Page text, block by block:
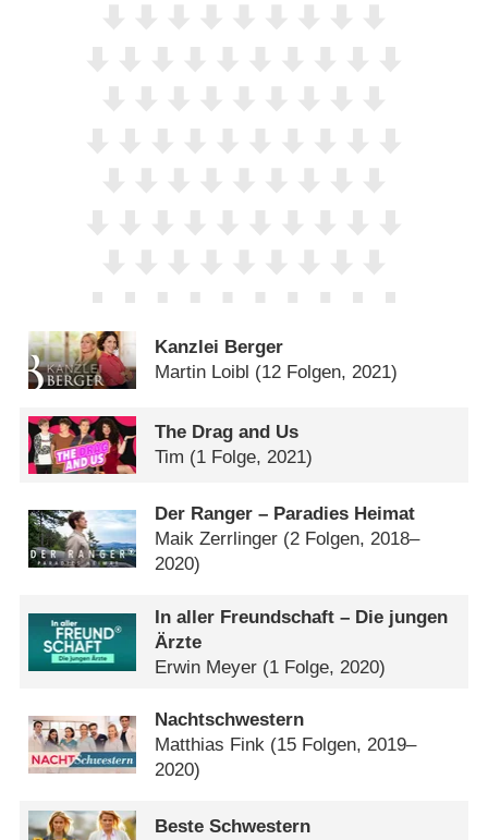
Kanzlei Berger
Martin Loibl (12 Folgen, 2021)
The Drag and Us
Tim (1 Folge, 2021)
Der Ranger – Paradies Heimat
Maik Zerrlinger (2 Folgen, 2018–
2020)
In aller Freundschaft – Die jungen
Ärzte
Erwin Meyer (1 Folge, 2020)
Nachtschwestern
Matthias Fink (15 Folgen, 2019–
2020)
Beste Schwestern